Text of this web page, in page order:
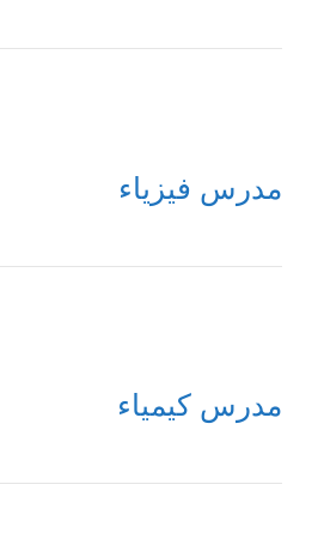
مدرس فيزياء
مدرس كيمياء